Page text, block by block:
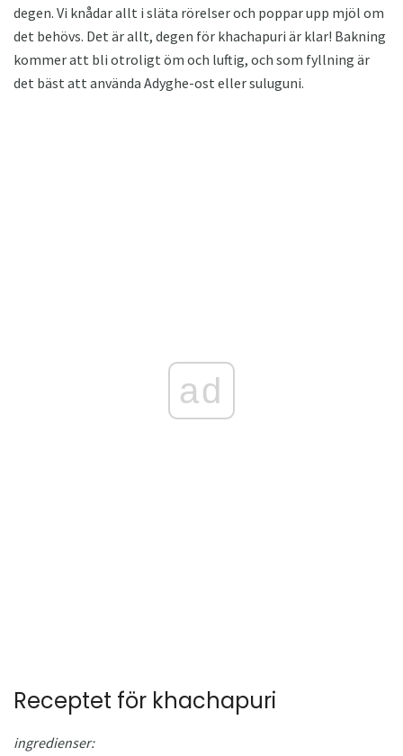
degen. Vi knådar allt i släta rörelser och poppar upp mjöl om
det behövs. Det är allt, degen för khachapuri är klar! Bakning
kommer att bli otroligt öm och luftig, och som fyllning är
det bäst att använda Adyghe-ost eller suluguni.
ad
Receptet för khachapuri
ingredienser: